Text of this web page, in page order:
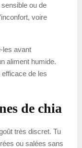
ou de
voire
les avant
aliment humide.
efficace de les
de chia
très discret. Tu
ou salées sans